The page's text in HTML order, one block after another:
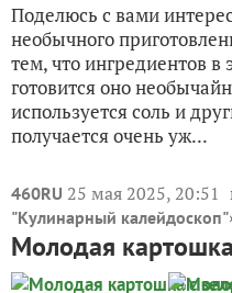
Поделюсь с вами
необычного
тем, что ингредиентов в
готовится оно
используется соль и
получается очень уж...
460RU 25 мая 2025, 20:51
"Кулинарный калейдоскоп"
Молодая